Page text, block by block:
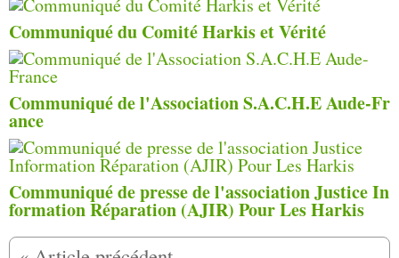
Communiqué du Comité Harkis et Vérité
Communiqué de l'Association S.A.C.H.E Aude-Fr
ance
Communiqué de presse de l'association Justice In
formation Réparation (AJIR) Pour Les Harkis